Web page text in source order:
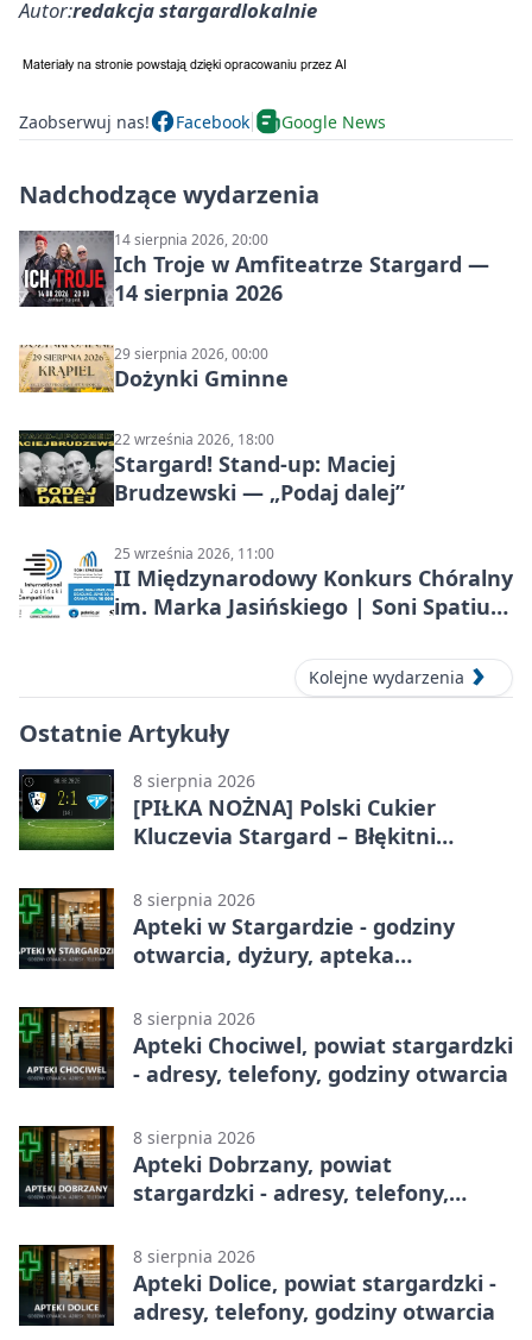
Autor:redakcja stargardlokalnie
Zaobserwuj nas! Facebook Google News
Nadchodzące wydarzenia
14 sierpnia 2026, 20:00
Ich Troje w Amfiteatrze Stargard —
14 sierpnia 2026
29 sierpnia 2026, 00:00
Dożynki Gminne
22 września 2026, 18:00
Stargard! Stand-up: Maciej
Brudzewski — „Podaj dalej”
25 września 2026, 11:00
II Międzynarodowy Konkurs Chóralny
im. Marka Jasińskiego | Soni Spatium
Kolejne wydarzenia
Ostatnie Artykuły
8 sierpnia 2026
[PIŁKA NOŻNA] Polski Cukier
Kluczevia Stargard – Błękitni
Lidze Grupa 2 (Grupa II)
8 sierpnia 2026
Apteki w Stargardzie - godziny
otwarcia, dyżury, apteka
8 sierpnia 2026
Apteki Chociwel, powiat stargardzki
- adresy, telefony, godziny otwarcia
8 sierpnia 2026
Apteki Dobrzany, powiat
stargardzki - adresy, telefony,
8 sierpnia 2026
Apteki Dolice, powiat stargardzki -
adresy, telefony, godziny otwarcia